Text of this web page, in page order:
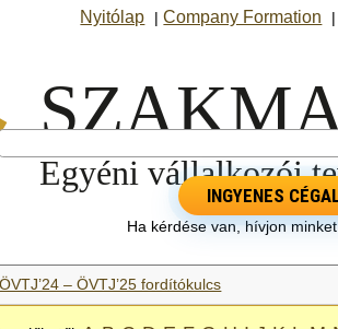
Nyitólap |Company Formation
INGYENES
Ha kérdése van, hívjon
ÖVTJ’24 – ÖVTJ’25 fordítókulcs